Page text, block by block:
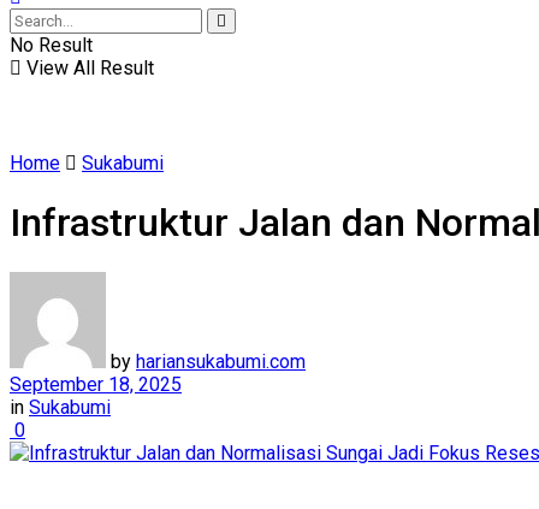
No Result
View All Result
Home Sukabumi
Infrastruktur Jalan dan
by hariansukabumi.com
September 18, 2025
in Sukabumi
0